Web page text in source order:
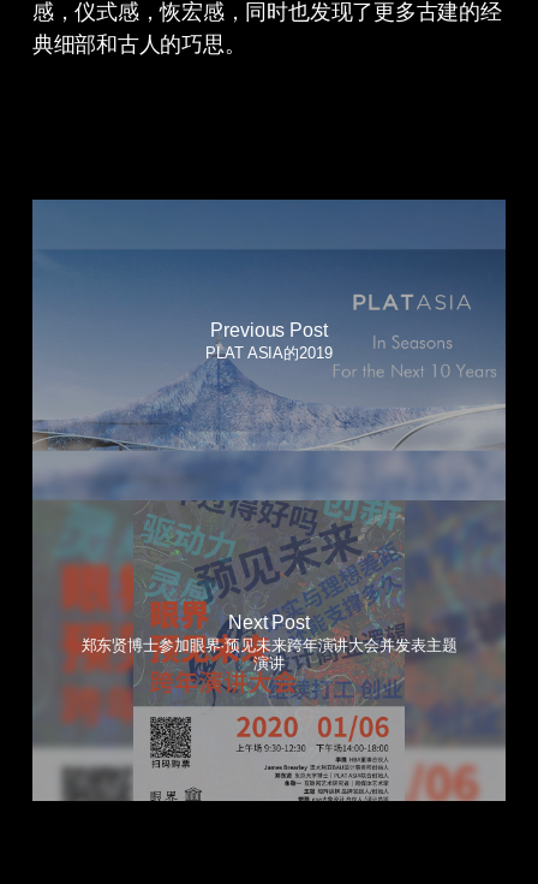
感，仪式感，恢宏感，同时也发现了更多古建的经
典细部和古人的巧思。
Previous Post
PLAT ASIA的2019
Next Post
郑东贤博士参加眼界·预见未来跨年演讲大会并发表主题
演讲